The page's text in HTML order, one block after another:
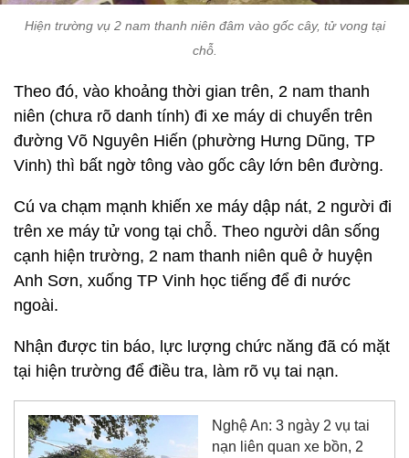
Hiện trường vụ 2 nam thanh niên đâm vào gốc cây, tử vong tại
chỗ.
Theo đó, vào khoảng thời gian trên, 2 nam thanh
niên (chưa rõ danh tính) đi xe máy di chuyển trên
đường Võ Nguyên Hiến (phường Hưng Dũng, TP
Vinh) thì bất ngờ tông vào gốc cây lớn bên đường.
Cú va chạm mạnh khiến xe máy dập nát, 2 người đi
trên xe máy tử vong tại chỗ. Theo người dân sống
cạnh hiện trường, 2 nam thanh niên quê ở huyện
Anh Sơn, xuống TP Vinh học tiếng để đi nước
ngoài.
Nhận được tin báo, lực lượng chức năng đã có mặt
tại hiện trường để điều tra, làm rõ vụ tai nạn.
Nghệ An: 3 ngày 2 vụ tai
nạn liên quan xe bồn, 2